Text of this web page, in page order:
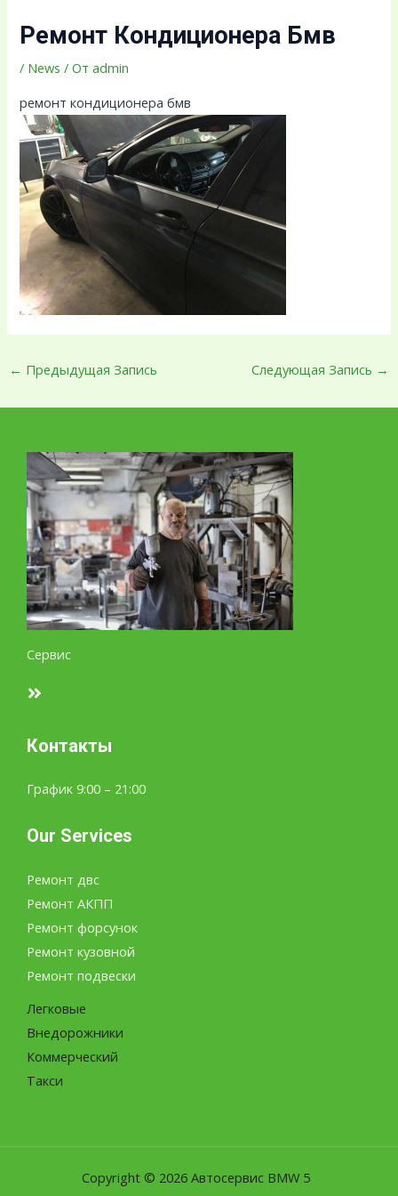
Ремонт Кондиционера Бмв
/ News / Отadmin
ремонт кондиционера бмв
← Предыдущая Запись Следующая Запись →
Сервис
Контакты
График 9:00 – 21:00
Our Services
Ремонт двс
Ремонт АКПП
Ремонт форсунок
Ремонт кузовной
Ремонт подвески
Легковые
Внедорожники
Коммерческий
Такси
Copyright © 2026 Автосервис BMW 5